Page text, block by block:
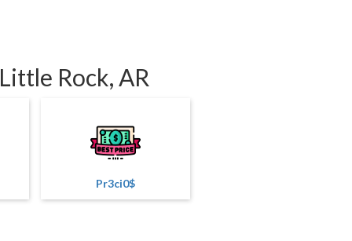
Rock, AR
Pr3ci0$